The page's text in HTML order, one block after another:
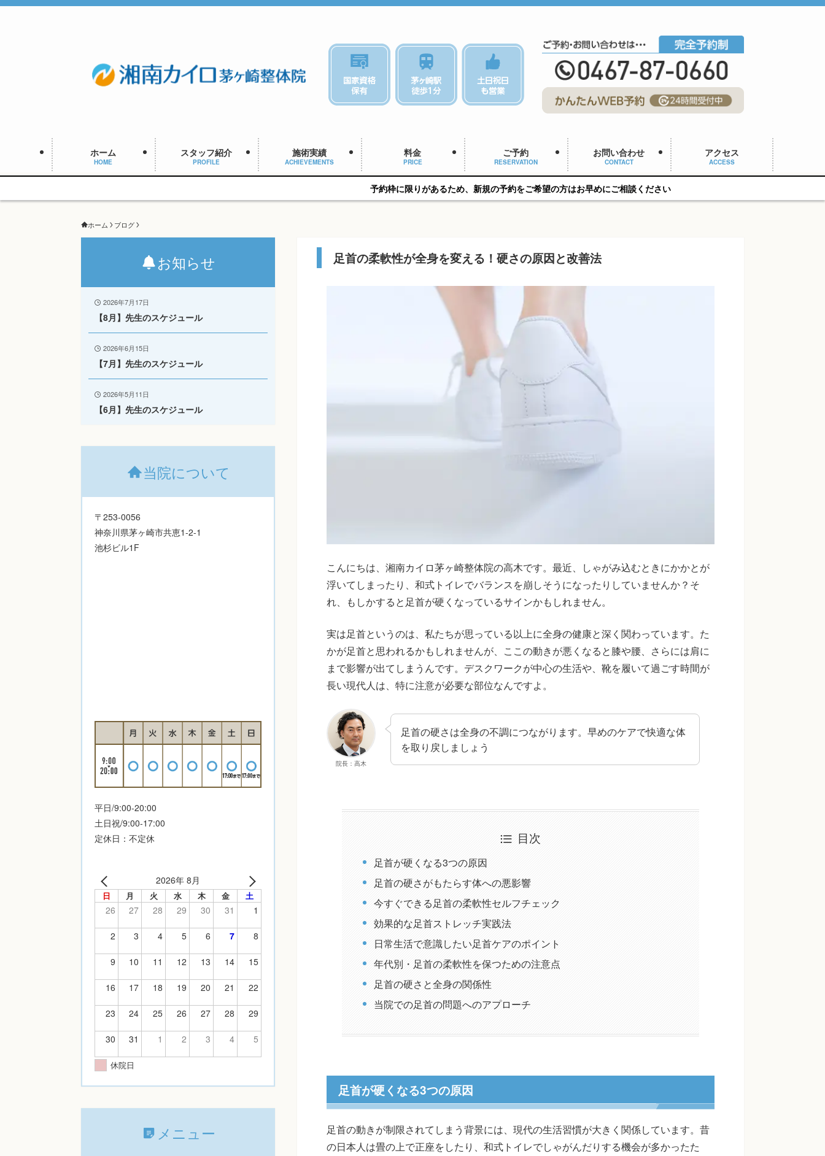
ホーム
HOME
スタッフ紹介
PROFILE
施術実績
ACHIEVEMENTS
料金
PRICE
ご予約
RESERVATION
お問い合わせ
CONTACT
アクセス
ACCESS
予約枠に限りがあるため、新規の予約をご希望の方はお早めにご相談ください
ホーム ブログ
足首の柔軟性が全身を変える！硬さの原因と改善法
こんにちは、湘南カイロ茅ヶ崎整体院の高木です。最近、しゃがみ込むときにかかとが
浮いてしまったり、和式トイレでバランスを崩しそうになったりしていませんか？そ
れ、もしかすると足首が硬くなっているサインかもしれません。
実は足首というのは、私たちが思っている以上に全身の健康と深く関わっています。た
かが足首と思われるかもしれませんが、ここの動きが悪くなると膝や腰、さらには肩に
まで影響が出てしまうんです。デスクワークが中心の生活や、靴を履いて過ごす時間が
長い現代人は、特に注意が必要な部位なんですよ。
院長：高木
足首の硬さは全身の不調につながります。早めのケアで快適な体
を取り戻しましょう
目次
足首が硬くなる3つの原因
足首の硬さがもたらす体への悪影響
今すぐできる足首の柔軟性セルフチェック
効果的な足首ストレッチ実践法
日常生活で意識したい足首ケアのポイント
年代別・足首の柔軟性を保つための注意点
足首の硬さと全身の関係性
当院での足首の問題へのアプローチ
足首が硬くなる3つの原因
足首の動きが制限されてしまう背景には、現代の生活習慣が大きく関係しています。昔
の日本人は畳の上で正座をしたり、和式トイレでしゃがんだりする機会が多かったた
お知らせ
2026年7月17日
【8月】先生のスケジュール
2026年6月15日
【7月】先生のスケジュール
2026年5月11日
【6月】先生のスケジュール
当院について
〒253-0056
神奈川県茅ヶ崎市共恵1-2-1
池杉ビル1F
平日/9:00-20:00
土日祝/9:00-17:00
定休日：不定休
2026年 8月
日 月 火 水 木 金 土
26 27 28 29 30 31 1
2 3 4 5 6 7 8
9 10 11 12 13 14 15
16 17 18 19 20 21 22
23 24 25 26 27 28 29
30 31 1 2 3 4 5
休院日
メニュー